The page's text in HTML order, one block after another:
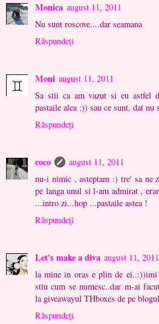
Monica august 11, 2011
Nu sunt roscove....dar seamana
Răspundeți
Moni august 11, 2011
Sa stii ca am vazut si eu astfel
pastaile alea :)) sau ce sunt, dat nu
Răspundeți
coco
august 11, 2011
nu-i nimic , asteptam :) tre' sa ne
pe langa unul si l-am admirat ,
...intro zi...hop ...pastaile astea !
Răspundeți
Let's make a diva august 11, 2011
la mine in oras e plin de
stiu cum se numesc..dar m-ai
la giveawayul THboxes de pe
Răspundeți